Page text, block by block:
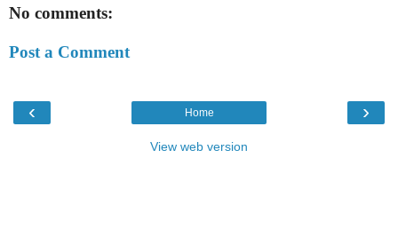
No comments:
Post a Comment
‹ ›
Home
View web version